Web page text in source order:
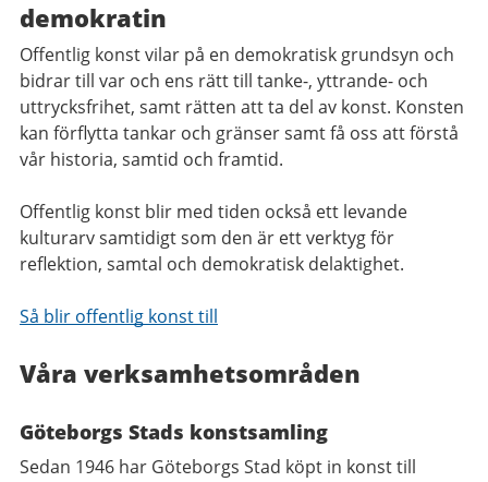
demokratin
Offentlig konst vilar på en demokratisk grundsyn och
bidrar till var och ens rätt till tanke-, yttrande- och
uttrycksfrihet, samt rätten att ta del av konst. Konsten
kan förflytta tankar och gränser samt få oss att förstå
vår historia, samtid och framtid.
Offentlig konst blir med tiden också ett levande
kulturarv samtidigt som den är ett verktyg för
reflektion, samtal och demokratisk delaktighet.
Så blir offentlig konst till
Våra verksamhetsområden
Göteborgs Stads konstsamling
Sedan 1946 har Göteborgs Stad köpt in konst till